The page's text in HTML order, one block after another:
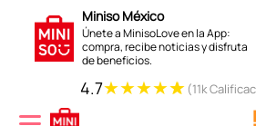
Miniso México
Únete a MinisoLove en la App:
compra, recibe noticias y disfruta
de beneficios.
4.7★★★★★ (11k